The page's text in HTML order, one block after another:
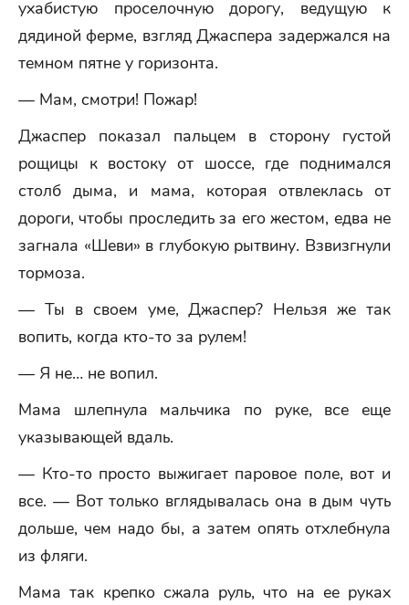
ухабистую проселочную дорогу, ведущую к
дядиной ферме, взгляд Джаспера задержался на
темном пятне у горизонта.
— Мам, смотри! Пожар!
Джаспер показал пальцем в сторону густой
рощицы к востоку от шоссе, где поднимался
столб дыма, и мама, которая отвлеклась от
дороги, чтобы проследить за его жестом, едва не
загнала «Шеви» в глубокую рытвину. Взвизгнули
тормоза.
— Ты в своем уме, Джаспер? Нельзя же так
вопить, когда кто-то за рулем!
— Я не… не вопил.
Мама шлепнула мальчика по руке, все еще
указывающей вдаль.
— Кто-то просто выжигает паровое поле, вот и
все. — Вот только вглядывалась она в дым чуть
дольше, чем надо бы, а затем опять отхлебнула
из фляги.
Мама так крепко сжала руль, что на ее руках